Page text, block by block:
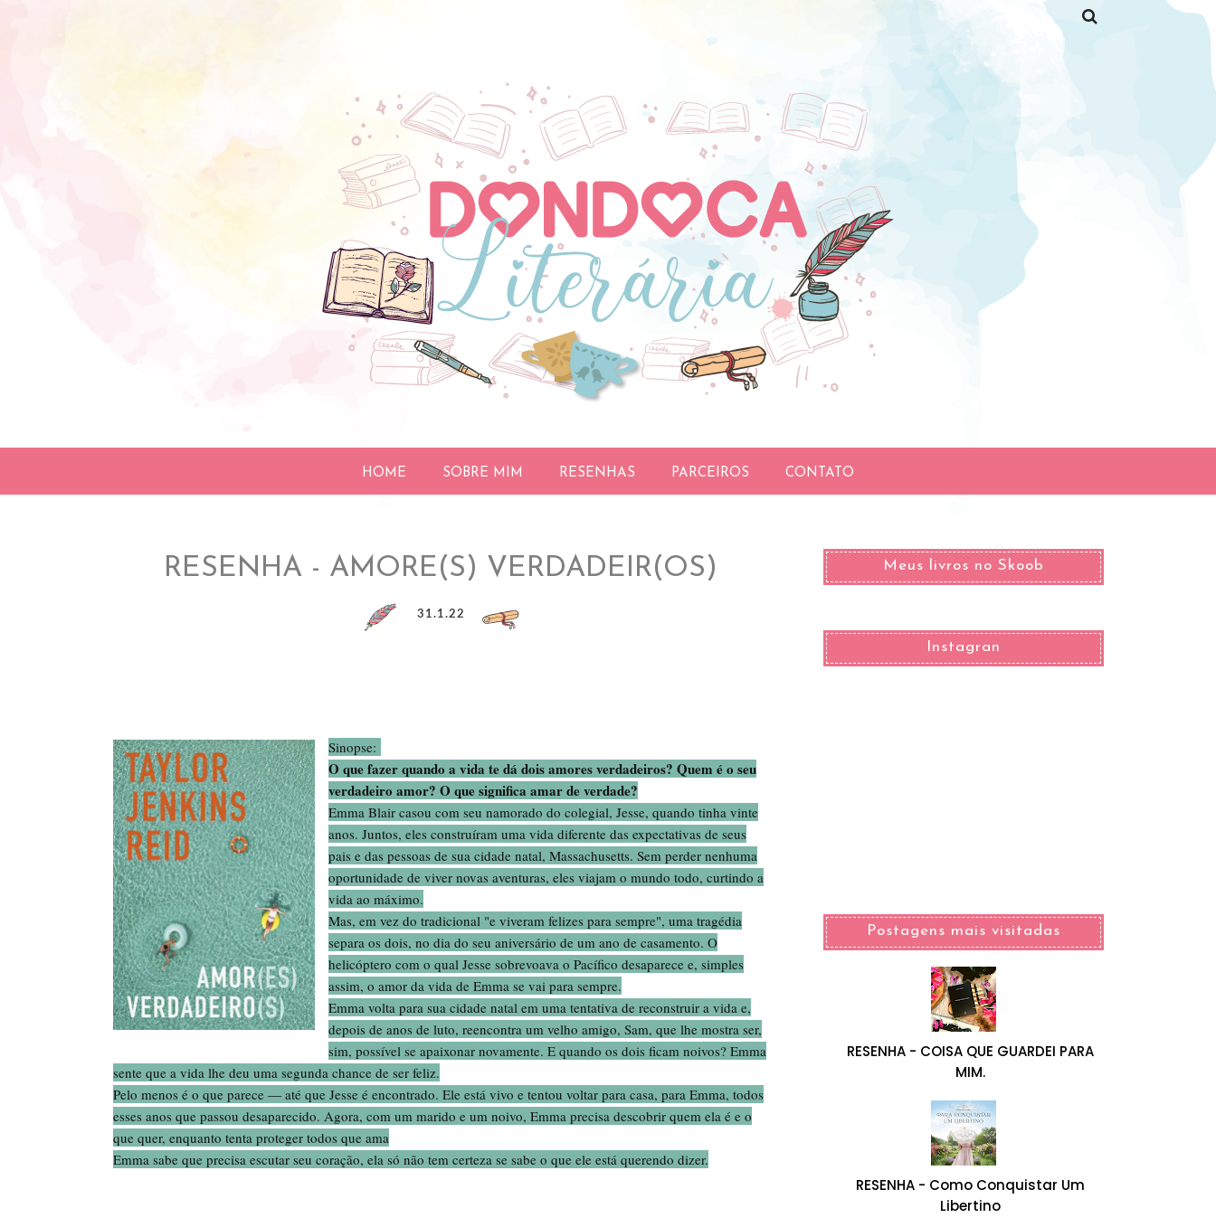
HOME SOBRE MIM RESENHAS PARCEIROS CONTATO
RESENHA - AMORE(S) VERDADEIR(OS)
31.1.22
Sinopse:
O que fazer quando a vida te dá dois amores verdadeiros? Quem é o seu
verdadeiro amor? O que significa amar de verdade?
Emma Blair casou com seu namorado do colegial, Jesse, quando tinha vinte
anos. Juntos, eles construíram uma vida diferente das expectativas de seus
pais e das pessoas de sua cidade natal, Massachusetts. Sem perder nenhuma
oportunidade de viver novas aventuras, eles viajam o mundo todo, curtindo a
vida ao máximo.
Mas, em vez do tradicional "e viveram felizes para sempre", uma tragédia
separa os dois, no dia do seu aniversário de um ano de casamento. O
helicóptero com o qual Jesse sobrevoava o Pacífico desaparece e, simples
assim, o amor da vida de Emma se vai para sempre.
Emma volta para sua cidade natal em uma tentativa de reconstruir a vida e,
depois de anos de luto, reencontra um velho amigo, Sam, que lhe mostra ser,
sim, possível se apaixonar novamente. E quando os dois ficam noivos? Emma
sente que a vida lhe deu uma segunda chance de ser feliz.
Pelo menos é o que parece ― até que Jesse é encontrado. Ele está vivo e tentou voltar para casa, para Emma, todos
esses anos que passou desaparecido. Agora, com um marido e um noivo, Emma precisa descobrir quem ela é e o
que quer, enquanto tenta proteger todos que ama
Emma sabe que precisa escutar seu coração, ela só não tem certeza se sabe o que ele está querendo dizer.
Meus livros no Skoob
Instagran
Postagens mais visitadas
RESENHA - COISA QUE GUARDEI PARA
MIM.
RESENHA - Como Conquistar Um
Libertino